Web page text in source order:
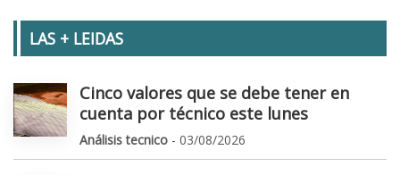
LAS + LEIDAS
Cinco valores que se debe tener en
cuenta por técnico este lunes
Análisis tecnico - 03/08/2026